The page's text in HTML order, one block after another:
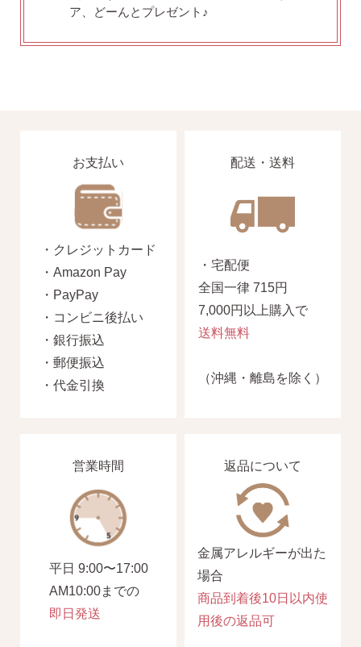
季節ごとにリボンのカラーが変わる「特性ピアスケース」
に「お渡し用バック」と季節に合わせた「メッセージカー
ド」を同封いたします。
詳しく見る
ア、どーんとプレゼント♪
お支払い
・クレジットカード
・Amazon Pay
・PayPay
・コンビニ後払い
・銀行振込
・郵便振込
・代金引換
配送・送料
・宅配便
全国一律 715円
7,000円以上購入で
送料無料
（沖縄・離島を除く）
営業時間
平日 9:00〜17:00
AM10:00までの
即日発送
返品について
金属アレルギーが出た
場合
商品到着後10日以内使
用後の返品可